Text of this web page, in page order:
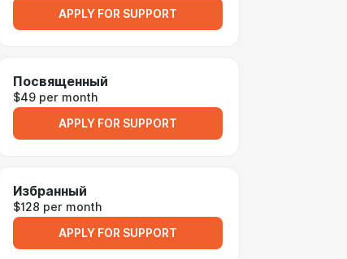
APPLY FOR SUPPORT
Посвященный
$49 per month
APPLY FOR SUPPORT
Избранный
$128 per month
APPLY FOR SUPPORT